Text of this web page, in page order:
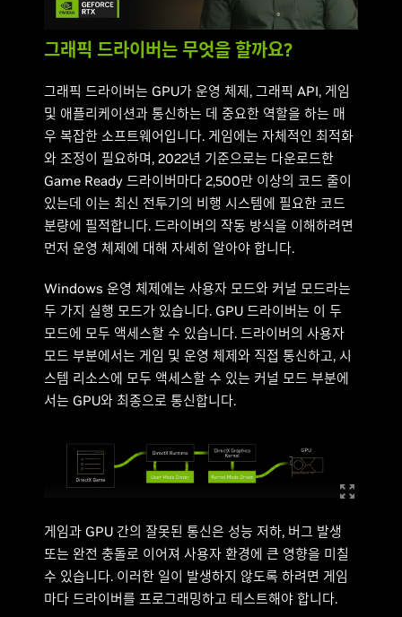
그래픽 드라이버는 무엇을 할까요?
그래픽 드라이버는 GPU가 운영 체제, 그래픽 API, 게임
및 애플리케이션과 통신하는 데 중요한 역할을 하는 매
우 복잡한 소프트웨어입니다. 게임에는 자체적인 최적화
와 조정이 필요하며, 2022년 기준으로는 다운로드한
Game Ready 드라이버마다 2,500만 이상의 코드 줄이
있는데 이는 최신 전투기의 비행 시스템에 필요한 코드
분량에 필적합니다. 드라이버의 작동 방식을 이해하려면
먼저 운영 체제에 대해 자세히 알아야 합니다.
Windows 운영 체제에는 사용자 모드와 커널 모드라는
두 가지 실행 모드가 있습니다. GPU 드라이버는 이 두
모드에 모두 액세스할 수 있습니다. 드라이버의 사용자
모드 부분에서는 게임 및 운영 체제와 직접 통신하고, 시
스템 리소스에 모두 액세스할 수 있는 커널 모드 부분에
서는 GPU와 최종으로 통신합니다.
게임과 GPU 간의 잘못된 통신은 성능 저하, 버그 발생
또는 완전 충돌로 이어져 사용자 환경에 큰 영향을 미칠
수 있습니다. 이러한 일이 발생하지 않도록 하려면 게임
마다 드라이버를 프로그래밍하고 테스트해야 합니다.